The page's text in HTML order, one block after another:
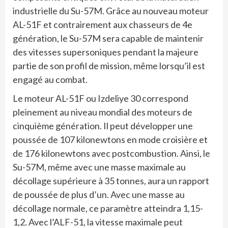
industrielle du Su-57M. Grâce au nouveau moteur
AL-51F et contrairement aux chasseurs de 4e
génération, le Su-57M sera capable de maintenir
des vitesses supersoniques pendant la majeure
partie de son profil de mission, même lorsqu’il est
engagé au combat.
Le moteur AL-51F ou Izdeliye 30 correspond
pleinement au niveau mondial des moteurs de
cinquième génération. Il peut développer une
poussée de 107 kilonewtons en mode croisière et
de 176 kilonewtons avec postcombustion. Ainsi, le
Su-57M, même avec une masse maximale au
décollage supérieure à 35 tonnes, aura un rapport
de poussée de plus d’un. Avec une masse au
décollage normale, ce paramètre atteindra 1,15-
1,2. Avec l’ALF-51, la vitesse maximale peut